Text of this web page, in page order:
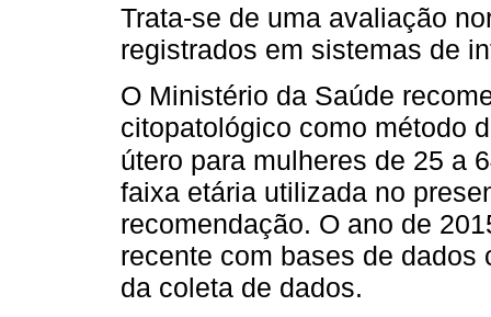
Trata-se de uma avaliação
registrados em sistemas de
O Ministério da Saúde
citopatológico como método
útero para mulheres de 25 a
faixa etária utilizada no
recomendação. O ano de
recente com bases de
da coleta de dados.